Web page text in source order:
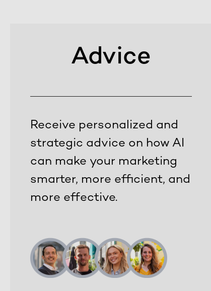
Advice
Receive personalized and
strategic advice on how AI
can make your marketing
smarter, more efficient, and
more effective.